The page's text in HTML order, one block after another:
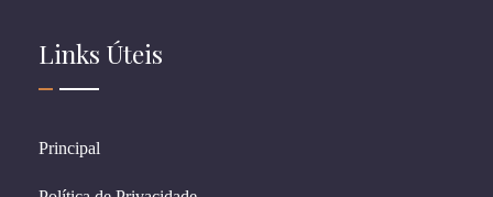
Links Úteis
Principal